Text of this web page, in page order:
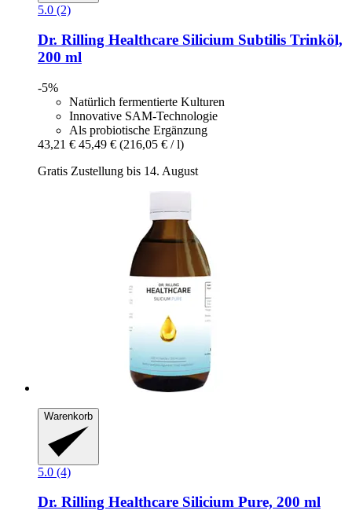
5.0 (2)
Dr. Rilling Healthcare Silicium Subtilis Trinköl,
200 ml
-5%
Natürlich fermentierte Kulturen
Innovative SAM-Technologie
Als probiotische Ergänzung
43,21 € 45,49 € (216,05 € / l)
Gratis Zustellung bis 14. August
Warenkorb
5.0 (4)
Dr. Rilling Healthcare Silicium Pure, 200 ml